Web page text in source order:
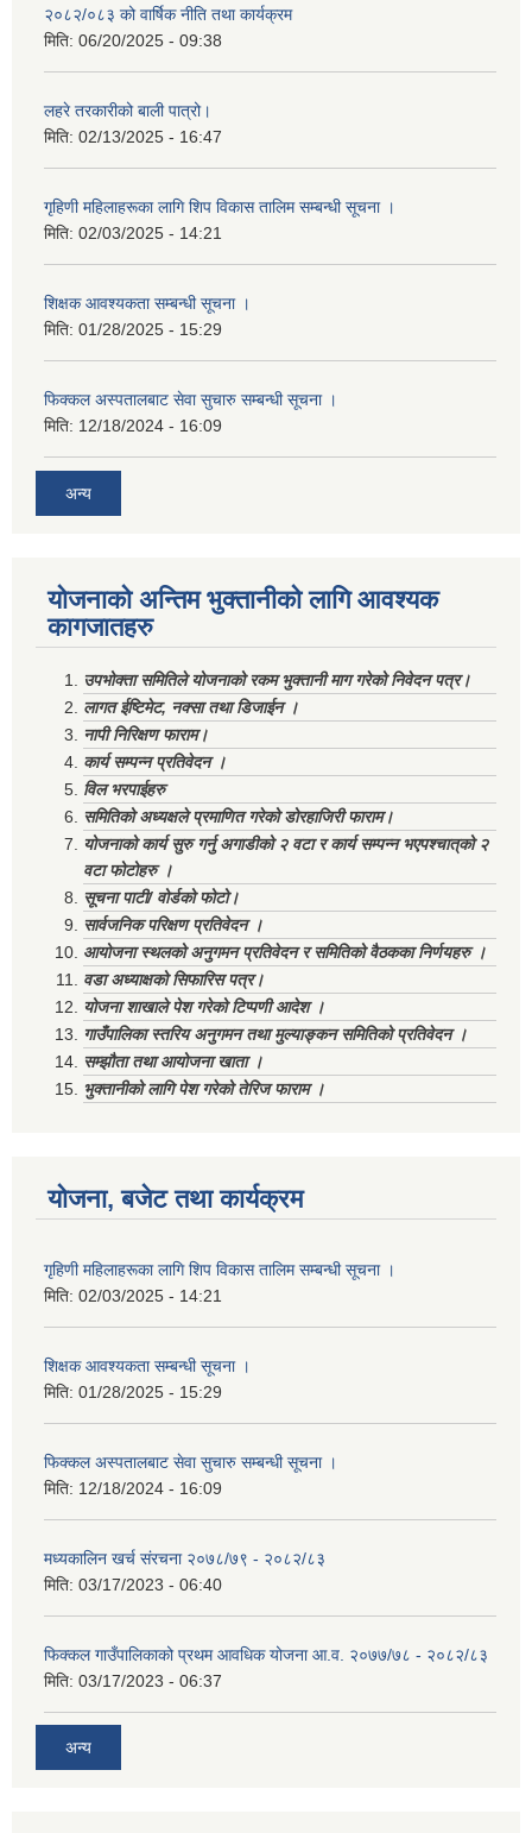
२०८२/०८३ को वार्षिक नीति तथा कार्यक्रम
मिति: 06/20/2025 - 09:38
लहरे तरकारीको बाली पात्रो।
मिति: 02/13/2025 - 16:47
गृहिणी महिलाहरूका लागि शिप विकास तालिम सम्बन्धी सूचना ‌।
मिति: 02/03/2025 - 14:21
शिक्षक आवश्यकता सम्बन्धी सूचना ।
मिति: 01/28/2025 - 15:29
फिक्कल अस्पतालबाट सेवा सुचारु सम्बन्धी सूचना ।
मिति: 12/18/2024 - 16:09
अन्य
योजनाको अन्तिम भुक्तानीको लागि आवश्यक
कागजातहरु
उपभोक्ता समितिले योजनाको रकम भुक्तानी माग गरेको निवेदन पत्र।
लागत ईष्टिमेट, नक्सा तथा डिजाईन ।
नापी निरिक्षण फाराम।
कार्य सम्पन्न प्रतिवेदन ।
विल भरपाईहरु
समितिको अध्यक्षले प्रमाणित गरेको डोरहाजिरी फाराम।
योजनाको कार्य सुरु गर्नु अगाडीको २ वटा र कार्य सम्पन्न भएपश्चात्‌को २
वटा फोटोहरु ।
सूचना पाटी/ वोर्डको फोटो।
सार्वजनिक परिक्षण प्रतिवेदन ।
आयोजना स्थलको अनुगमन प्रतिवेदन र समितिको वैठकका निर्णयहरु ।
वडा अध्याक्षको सिफारिस पत्र।
योजना शाखाले पेश गरेको टिप्पणी आदेश ।
गाउँपालिका स्तरिय अनुगमन तथा मुल्याङ्कन समितिको प्रतिवेदन ।
सम्झौता तथा आयोजना खाता ।
भुक्तानीको लागि पेश गरेको तेरिज फाराम ।
योजना, बजेट तथा कार्यक्रम
गृहिणी महिलाहरूका लागि शिप विकास तालिम सम्बन्धी सूचना ‌।
मिति: 02/03/2025 - 14:21
शिक्षक आवश्यकता सम्बन्धी सूचना ।
मिति: 01/28/2025 - 15:29
फिक्कल अस्पतालबाट सेवा सुचारु सम्बन्धी सूचना ।
मिति: 12/18/2024 - 16:09
मध्यकालिन खर्च संरचना २०७८/७९ - २०८२/८३
मिति: 03/17/2023 - 06:40
फिक्कल गाउँपालिकाको प्रथम आवधिक योजना आ.व. २०७७/७८ - २०८२/८३
मिति: 03/17/2023 - 06:37
अन्य